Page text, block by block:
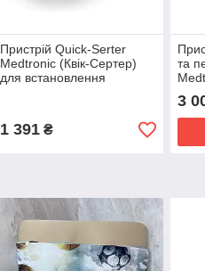
Пристрій Quick-Serter
Medtronic (Квік-Сертер)
для встановлення
1 391₴
та
3